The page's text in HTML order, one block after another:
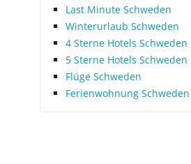
Last Minute Schweden
Winterurlaub Schweden
4 Sterne Hotels Schweden
5 Sterne Hotels Schweden
Flüge Schweden
Ferienwohnung Schweden